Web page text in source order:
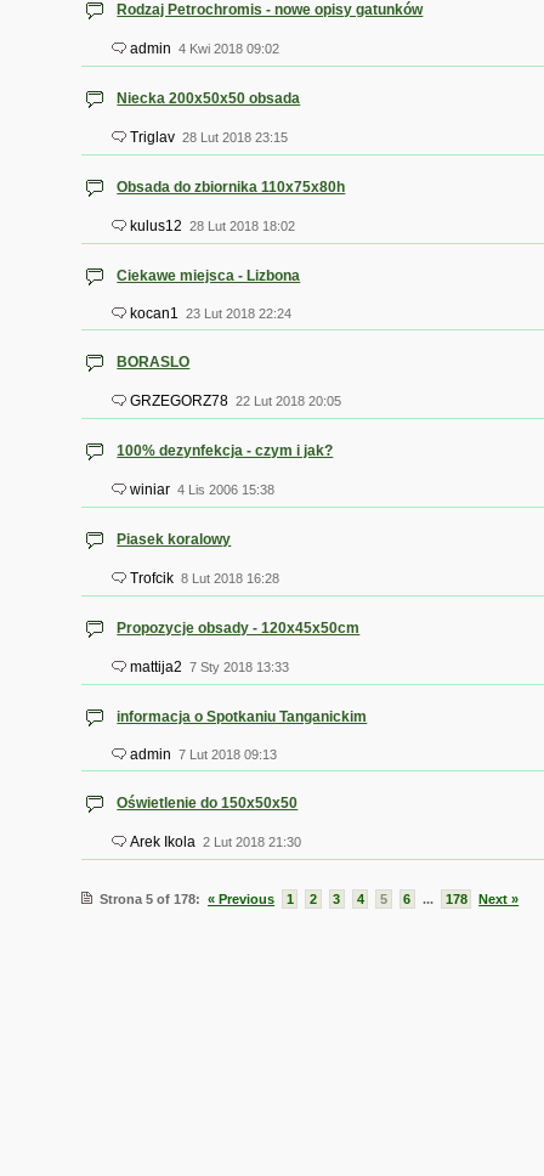
Rodzaj Petrochromis - nowe opisy gatunków
admin 4 Kwi 2018 09:02
Niecka 200x50x50 obsada
Triglav 28 Lut 2018 23:15
Obsada do zbiornika 110x75x80h
kulus12 28 Lut 2018 18:02
Ciekawe miejsca - Lizbona
kocan1 23 Lut 2018 22:24
BORASLO
GRZEGORZ78 22 Lut 2018 20:05
100% dezynfekcja - czym i jak?
winiar 4 Lis 2006 15:38
Piasek koralowy
Trofcik 8 Lut 2018 16:28
Propozycje obsady - 120x45x50cm
mattija2 7 Sty 2018 13:33
informacja o Spotkaniu Tanganickim
admin 7 Lut 2018 09:13
Oświetlenie do 150x50x50
Arek Ikola 2 Lut 2018 21:30
Strona 5 of 178: « Previous 1 2 3 4 5 6 ... 178 Next »